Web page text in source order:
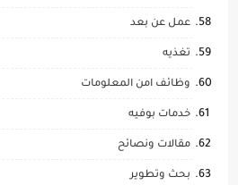
عمل عن بعد
تغذيه
وظائف امن المعلومات
خدمات بوفيه
مقالات ونصائح
بحث وتطوير